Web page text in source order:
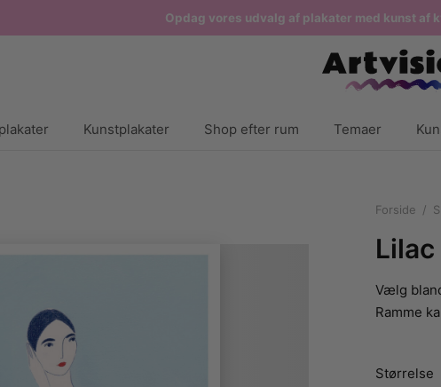
Opdag vores udvalg af plakater med kunst af
Kunstplakater Shop efter rum Temaer
Forside /
Lilac
Vælg
Ramme
Størrelse